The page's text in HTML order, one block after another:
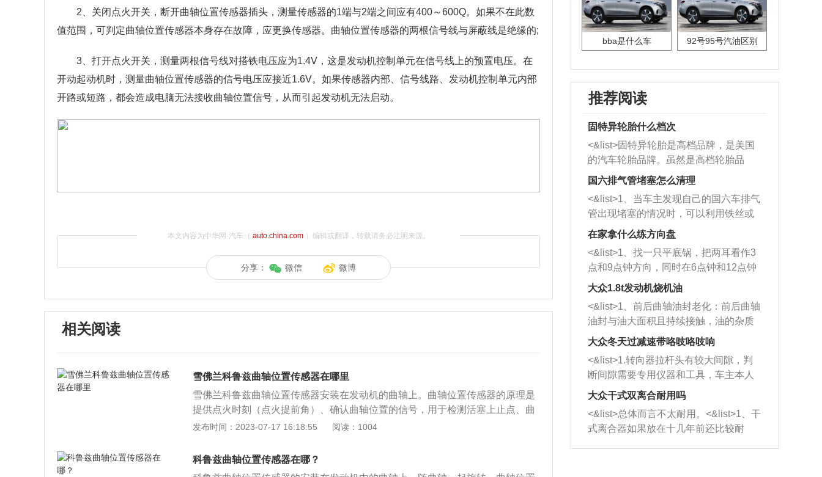
2、关闭点火开关，断开曲轴位置传感器插头，测量传感器的1端与2端之间应有400～600Q。如果不在此数
值范围，可判定曲轴位置传感器本身存在故障，应更换传感器。曲轴位置传感器的两根信号线与屏蔽线是绝缘的;
3、打开点火开关，测量两根信号线对搭铁电压应为1.4V，这是发动机控制单元在信号线上的预置电压。在
开动起动机时，测量曲轴位置传感器的信号电压应接近1.6V。如果传感器内部、信号线路、发动机控制单元内部
开路或短路，都会造成电脑无法接收曲轴位置信号，从而引起发动机无法启动。
本文内容为中华网·汽车（ auto.china.com）编辑或翻译，转载请务必注明来源。
分享： 微信 微博
相关阅读
雪佛兰科鲁兹曲轴位置传感器在哪里
雪佛兰科鲁兹曲轴位置传感器安装在发动机的曲轴上。曲轴位置传感器的原理是
提供点火时刻（点火提前角）、确认曲轴位置的信号，用于检测活塞上止点、曲
轴转角及发动机转速。曲轴位置传感器的作用就是确定曲轴的位置，也就是曲轴
车无力，上坡加不起油。2、中等：没有怠速，或者怠速状态发动机严重发抖，
加油时排气管发出爆破声，并偶尔伴随爆破声出现加油死火。3、严重：偏差太
发布时间：2023-07-17 16:18:55 阅读：1004
科鲁兹曲轴位置传感器在哪？
bba是什么车 92号95号汽油区别
推荐阅读
固特异轮胎什么档次
<&list>固特异轮胎是高档品牌，是美国
的汽车轮胎品牌。虽然是高档轮胎品
牌，但是中高低端的轮胎都有生产，这
也是为了更好的开拓市场。
国六排气管堵塞怎么清理
<&list>1、当车主发现自己的国六车排气
管出现堵塞的情况时，可以利用铁丝或
者是细棍，直接将杂物给取出来，如果
堵塞情况比较严重，也可以采取应急措
施。 <&list>2、直接利用木棍将所有的
杂物推到排气管里面的位置处，然后将
三元催化器拆解开，就可以将堵塞的东
西取出来。但如果是因为积碳过多引起
的堵塞，就需要将三元催化器泡在草酸
洗剂对堵塞的情况得到解决，将清洗剂
放在燃油箱中，与燃油混合后，车辆启
动时，就可以和汽油一起进入到燃烧
室，最后形成废气排出，就可以让三元
催化器得到清洗，排气管堵塞的情况就
能够得到解决。
在家拿什么练方向盘
<&list>1、找一只平底锅，把两耳看作3
点和9点钟方向，同时在6点钟和12点钟
方向做一个标记。 <&list>2、双手握住
一圈半的练习，往右同样也要打相同的
圈数。 <&list>3、最后强调要反复练
习，这样就可以形成肌肉记忆，在真实
驾驶车辆时，不需要记忆也能打好方
向。
大众1.8t发动机烧机油
<&list>1、前后曲轴油封老化：前后曲轴
油封与油大面积且持续接触，油的杂质
和发动机内持续温度变化使其密封效果
逐渐减弱，导致渗油或漏油。<&list>2、
活塞间隙过大：积碳会使活塞环与缸体
的间隙扩大，导致机油流入燃烧室中，
造成烧机油。<&list>3、机油粘度。使用
机油粘度过小的话，同样会有烧机油现
象，机油粘度过小具有很好的流动性，
大众冬天过减速带咯吱咯吱响
<&list>1.转向器拉杆头有较大间隙，判
断间隙需要专用仪器和工具，车主本人
无法制作，需要将车辆送到修理厂或4s
店；<&list>2.车辆半轴套管防尘罩破
裂，破裂后会出现漏油现象，使半轴磨
损严重，磨损的半轴容易损坏，产生异
响；<&list>3.稳定器的转向胶套和球头
大众干式双离合耐用吗
<&list>总体而言不太耐用。<&list>1、干
式离合器如果放在十几年前还比较耐